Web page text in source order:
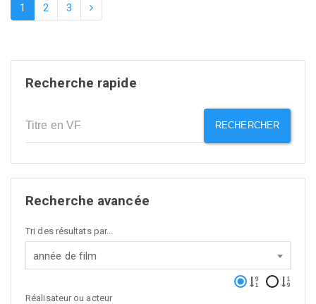
1 2 3
Recherche rapide
RECHERCHER
Recherche avancée
Tri des résultats par...
année de film
Réalisateur ou acteur